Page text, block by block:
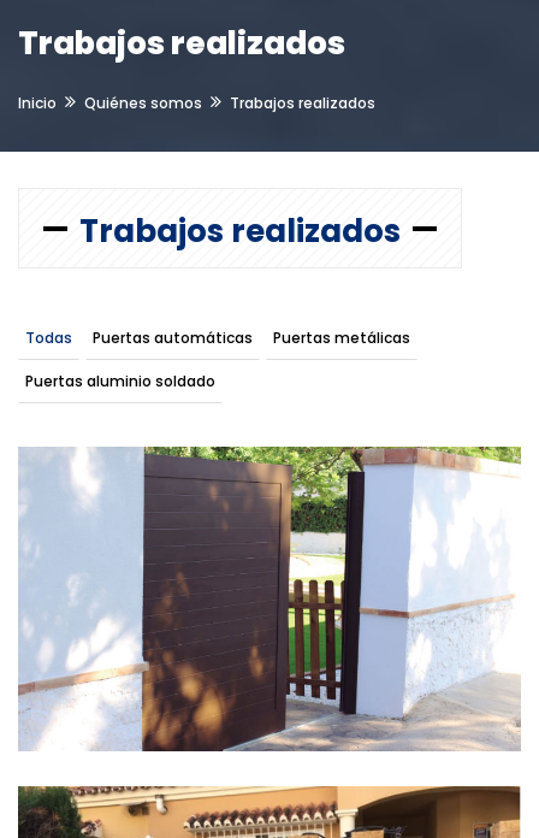
Trabajos realizados
Inicio Quiénes somos Trabajos realizados
Trabajos realizados
Todas Puertas automáticas Puertas metálicas
Puertas aluminio soldado